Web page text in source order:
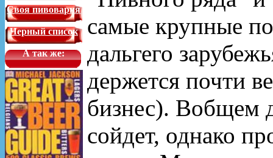
Своя пивоварня
Черный список
А так же:
самые крупные
дальгего
держется почти
бизнес). Вобщем
сойдет, однако